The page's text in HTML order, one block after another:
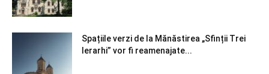
Spațiile verzi de la Mănăstirea „Sfinții Trei
Ierarhi” vor fi reamenajate...